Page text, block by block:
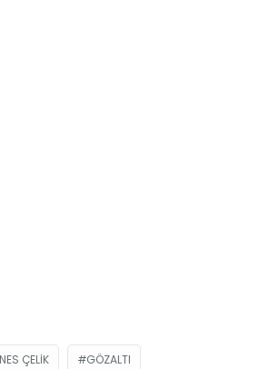
ÇELIK GÖZALTI